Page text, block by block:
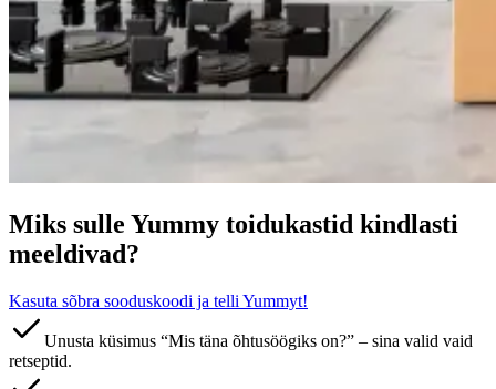
Miks sulle Yummy toidukastid kindlasti
meeldivad?
Kasuta sõbra sooduskoodi ja telli Yummyt!
Unusta küsimus “Mis täna õhtusöögiks on?” – sina valid vaid
retseptid.